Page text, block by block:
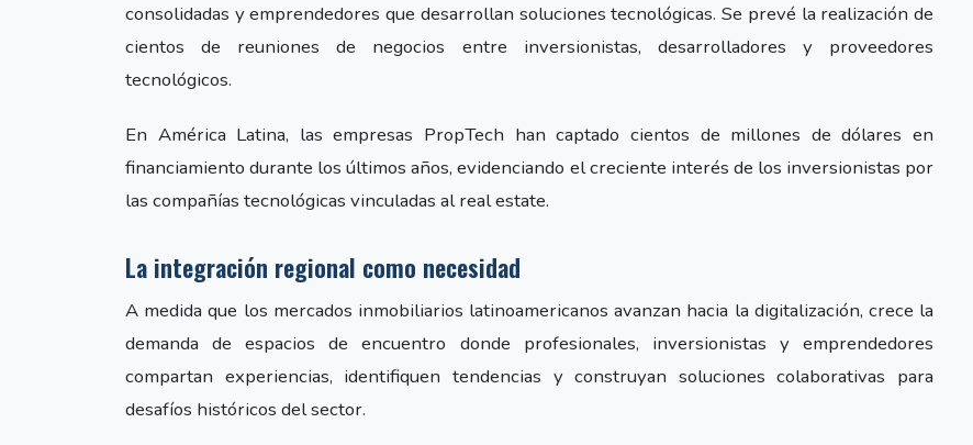
consolidadas y emprendedores que desarrollan soluciones tecnológicas. Se prevé la realización de
cientos de reuniones de negocios entre inversionistas, desarrolladores y proveedores
tecnológicos.
En América Latina, las empresas PropTech han captado cientos de millones de dólares en
financiamiento durante los últimos años, evidenciando el creciente interés de los inversionistas por
las compañías tecnológicas vinculadas al real estate.
La integración regional como necesidad
A medida que los mercados inmobiliarios latinoamericanos avanzan hacia la digitalización, crece la
demanda de espacios de encuentro donde profesionales, inversionistas y emprendedores
compartan experiencias, identifiquen tendencias y construyan soluciones colaborativas para
desafíos históricos del sector.